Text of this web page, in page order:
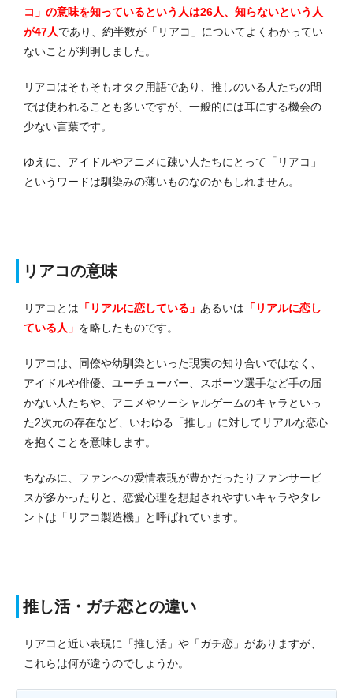
コ」の意味を知っているという人は26人、知らないという人
が47人であり、約半数が「リアコ」についてよくわかってい
ないことが判明しました。
リアコはそもそもオタク用語であり、推しのいる人たちの間
では使われることも多いですが、一般的には耳にする機会の
少ない言葉です。
ゆえに、アイドルやアニメに疎い人たちにとって「リアコ」
というワードは馴染みの薄いものなのかもしれません。
リアコの意味
リアコとは 「リアルに恋している」 あるいは 「リアルに恋し
ている人」 を略したものです。
リアコは、同僚や幼馴染といった現実の知り合いではなく、
アイドルや俳優、ユーチューバー、スポーツ選手など手の届
かない人たちや、アニメやソーシャルゲームのキャラといっ
た2次元の存在など、いわゆる「推し」に対してリアルな恋心
を抱くことを意味します。
ちなみに、ファンへの愛情表現が豊かだったりファンサービ
スが多かったりと、恋愛心理を想起されやすいキャラやタレ
ントは「リアコ製造機」と呼ばれています。
推し活・ガチ恋との違い
リアコと近い表現に「推し活」や「ガチ恋」がありますが、
これらは何が違うのでしょうか。